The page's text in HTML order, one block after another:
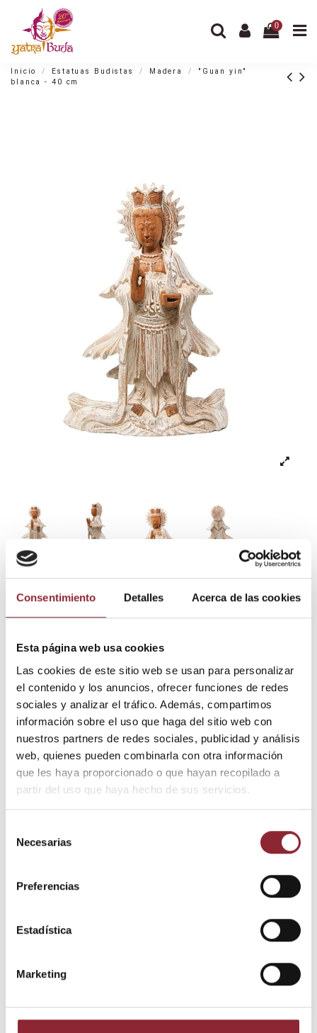
Consentimiento Detalles Acerca de las cookies
Esta página web usa cookies
Las cookies de este sitio web se usan para personalizar
el contenido y los anuncios, ofrecer funciones de redes
sociales y analizar el tráfico. Además, compartimos
información sobre el uso que haga del sitio web con
nuestros partners de redes sociales, publicidad y análisis
web, quienes pueden combinarla con otra información
que les haya proporcionado o que hayan recopilado a
partir del uso que haya hecho de sus servicios.
Necesarias
Preferencias
Estadística
Marketing
0
Inicio Estatuas Budistas Madera
"Guan yin"
blanca - 40 cm
"Guan yin" blanca - 40
cm
125,00 €
Impuestos incluidos
Imagen de Guan Yin (Chenrezig), imagen de compasión, tallada
y pintada a mano en madera de Swar.
Medida:40 cm x 26 cm